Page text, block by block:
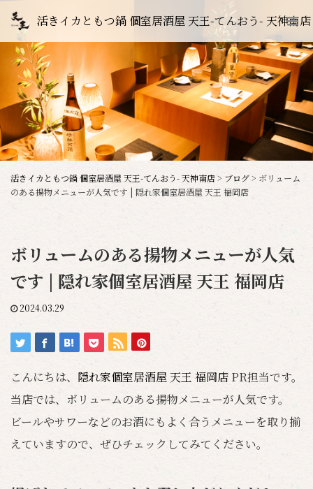
活きイカともつ鍋 個室居酒屋 天王-てんおう- 天神南店
活きイカともつ鍋 個室居酒屋 天王-てんおう- 天神南店> ブログ> ボリューム
のある揚物メニューが人気です | 隠れ家個室居酒屋 天王 福岡店
ボリュームのある揚物メニューが人気
です | 隠れ家個室居酒屋 天王 福岡店
2024.03.29
こんにちは、 隠れ家個室居酒屋 天王 福岡店 PR担当です。
当店では、ボリュームのある揚物メニューが人気です。
ビールやサワーなどのお酒にもよく合うメニューを取り揃
えていますので、ぜひチェックしてみてください。